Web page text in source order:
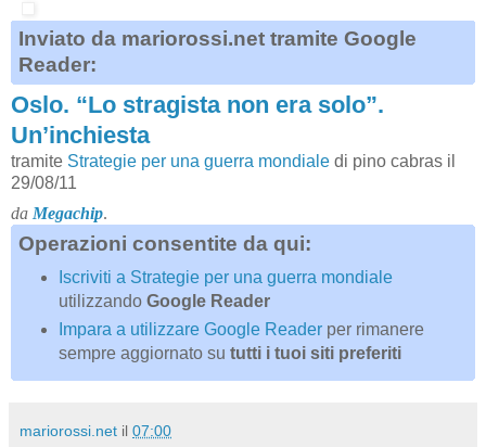
Inviato da mariorossi.net tramite Google
Reader:
Oslo. “Lo stragista non era solo”.
Un’inchiesta
tramite Strategie per una guerra mondiale di pino cabras il
29/08/11
da Megachip.
Operazioni consentite da qui:
Iscriviti a Strategie per una guerra mondiale
utilizzando Google Reader
Impara a utilizzare Google Readerper rimanere
sempre aggiornato su tutti i tuoi siti preferiti
mariorossi.net il 07:00